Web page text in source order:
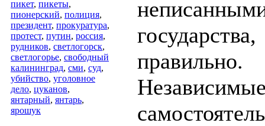
пикет, пикеты,
пионерский, полиция,
президент, прокуратура,
протест, путин, россия,
рудников, светлогорск,
светлогорье, свободный
калининград, сми, суд,
убийство, уголовное
дело, цуканов,
янтарный, янтарь,
ярошук
правильно.